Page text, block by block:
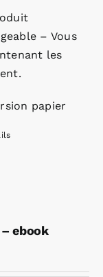
– Vous
les
papier
– ebook